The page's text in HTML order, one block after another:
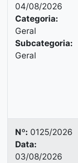
04/08/2026
Categoria:
Geral
Subcategoria:
Geral
Nº: 0125/2026
Data:
03/08/2026